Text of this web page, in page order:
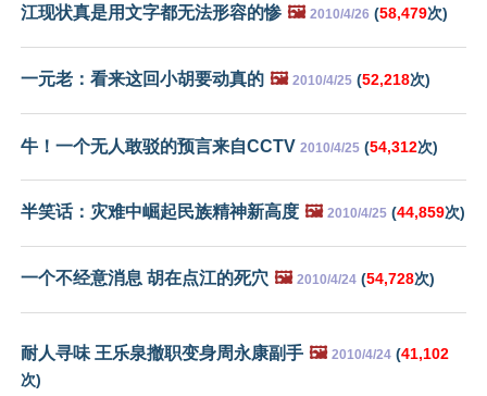
江现状真是用文字都无法形容的惨 🖼️ 2010/4/26 (58,479次)
一元老：看来这回小胡要动真的 🖼️ 2010/4/25 (52,218次)
牛！一个无人敢驳的预言来自CCTV 2010/4/25 (54,312次)
半笑话：灾难中崛起民族精神新高度 🖼️ 2010/4/25 (44,859次)
一个不经意消息 胡在点江的死穴 🖼️ 2010/4/24 (54,728次)
耐人寻味 王乐泉撤职变身周永康副手 🖼️ 2010/4/24 (41,102
次)